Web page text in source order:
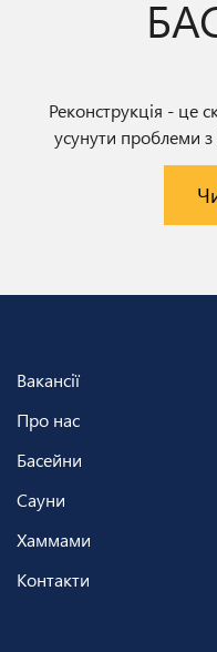
Реконструкція - це
усунути проблеми
а також замінити
може бути проведений
комерційні
Вакансії
Про нас
Басейни
Сауни
Хаммами
Контакти